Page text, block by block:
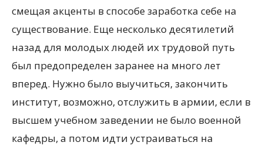
смещая акценты в способе заработка себе на
существование. Еще несколько десятилетий
назад для молодых людей их трудовой путь
был предопределен заранее на много лет
вперед. Нужно было выучиться, закончить
институт, возможно, отслужить в армии, если в
высшем учебном заведении не было военной
кафедры, а потом идти устраиваться на